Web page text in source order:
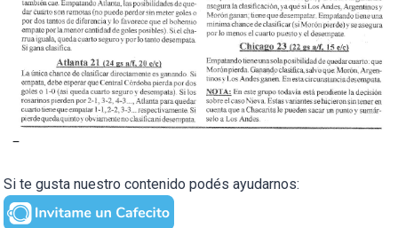
–
Si te gusta nuestro contenido podés ayudarnos: